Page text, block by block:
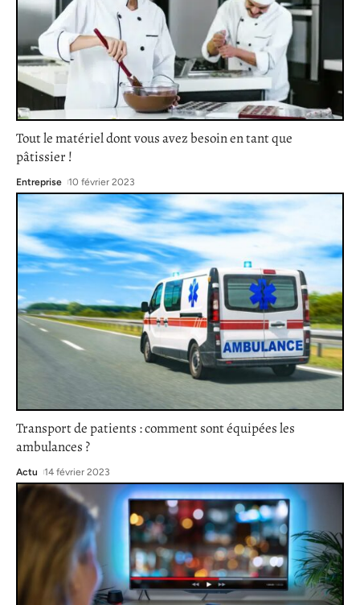
Tout le matériel dont vous avez besoin en tant que
pâtissier !
Entreprise 10 février 2023
Transport de patients : comment sont équipées les
ambulances ?
Actu 14 février 2023